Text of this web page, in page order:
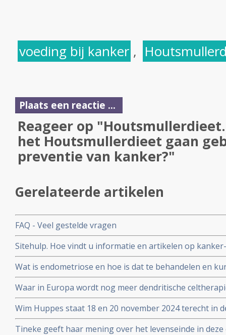
voeding bij kanker ,
Plaats een reactie ...
Reageer op
het Houtsmullerdieet gaan
preventie van kanker?"
Gerelateerde artikelen
FAQ - Veel gestelde vragen
Sitehulp. Hoe vindt u informatie en artikelen op
Wat is endometriose en hoe is dat te behandelen en
Waar in Europa wordt nog meer dendritische
adressen
Wim Huppes staat 18 en 20 november 2024 terecht in
nabestaanden en 1 overlevende hem hebben
Tineke geeft haar mening over het levenseinde in